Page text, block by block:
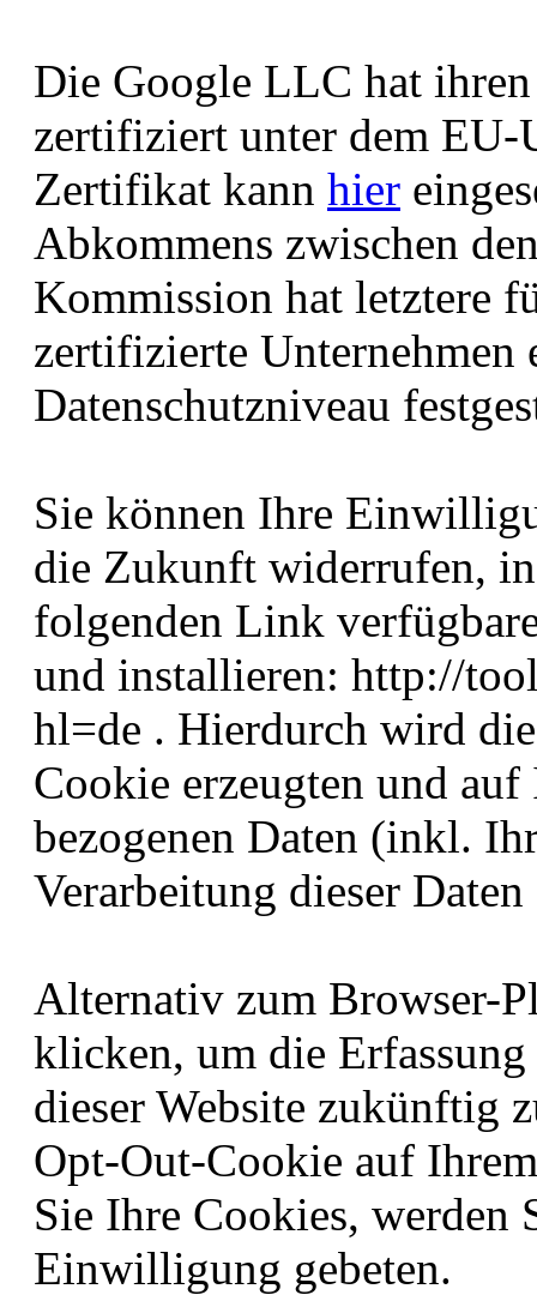
Die Google LLC hat
zertifiziert unter dem
Zertifikat kann hier
Abkommens zwischen
Kommission hat letztere
zertifizierte Unternehmen
Datenschutzniveau
Sie können Ihre
die Zukunft widerrufen,
folgenden Link
und installieren: http://
hl=de . Hierdurch wird
Cookie erzeugten und
bezogenen Daten (inkl.
Verarbeitung dieser
Alternativ zum Browser-
klicken, um die
dieser Website zukünftig
Opt-Out-Cookie auf
Sie Ihre Cookies, werden
Einwilligung gebeten.